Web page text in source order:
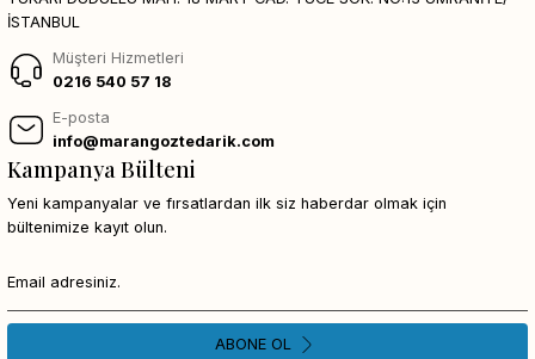
İSTANBUL
Müşteri Hizmetleri
0216 540 57 18
E-posta
info@marangoztedarik.com
Kampanya Bülteni
Yeni kampanyalar ve fırsatlardan ilk siz haberdar olmak için
bültenimize kayıt olun.
ABONE OL